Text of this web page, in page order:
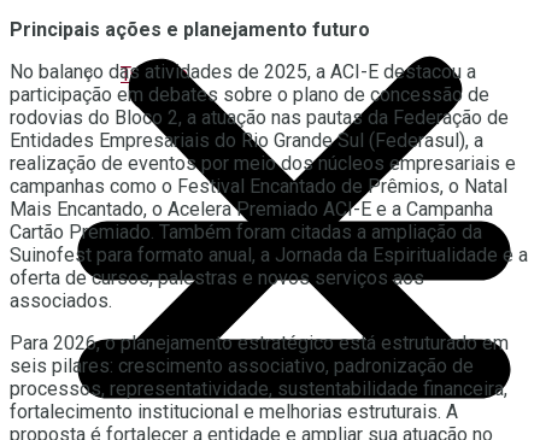
Turismo
Principais ações e planejamento futuro
No balanço das atividades de 2025, a ACI-E destacou a
participação em debates sobre o plano de concessão de
rodovias do Bloco 2, a atuação nas pautas da Federação de
Entidades Empresariais do Rio Grande Sul (Federasul), a
realização de eventos por meio dos núcleos empresariais e
campanhas como o Festival Encantado de Prêmios, o Natal
Mais Encantado, o Acelera Premiado ACI-E e a Campanha
Cartão Premiado. Também foram citadas a ampliação da
Suinofest para formato anual, a Jornada da Espiritualidade e a
oferta de cursos, palestras e novos serviços aos
associados.
Para 2026, o planejamento estratégico está estruturado em
seis pilares: crescimento associativo, padronização de
processos, representatividade, sustentabilidade financeira,
fortalecimento institucional e melhorias estruturais. A
proposta é fortalecer a entidade e ampliar sua atuação no